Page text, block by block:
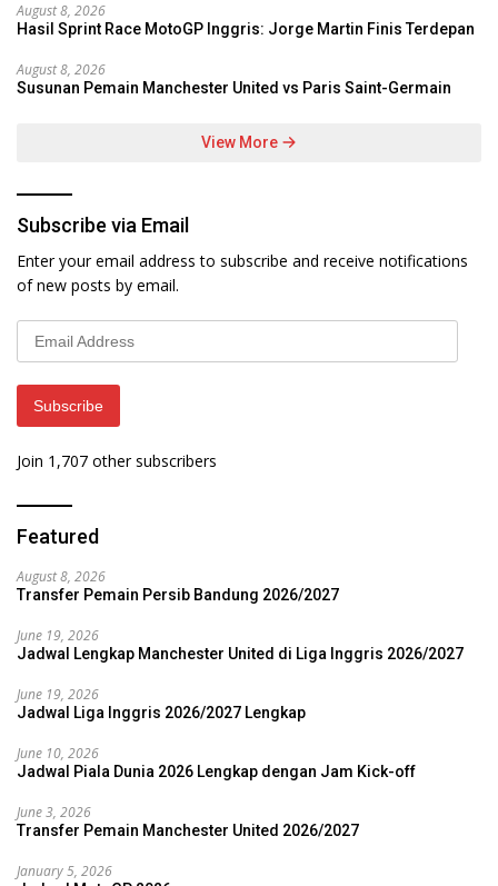
August 8, 2026
Hasil Sprint Race MotoGP Inggris: Jorge Martin Finis Terdepan
August 8, 2026
Susunan Pemain Manchester United vs Paris Saint-Germain
View More
Subscribe via Email
Enter your email address to subscribe and receive notifications
of new posts by email.
Email
Address
Subscribe
Join 1,707 other subscribers
Featured
August 8, 2026
Transfer Pemain Persib Bandung 2026/2027
June 19, 2026
Jadwal Lengkap Manchester United di Liga Inggris 2026/2027
June 19, 2026
Jadwal Liga Inggris 2026/2027 Lengkap
June 10, 2026
Jadwal Piala Dunia 2026 Lengkap dengan Jam Kick-off
June 3, 2026
Transfer Pemain Manchester United 2026/2027
January 5, 2026